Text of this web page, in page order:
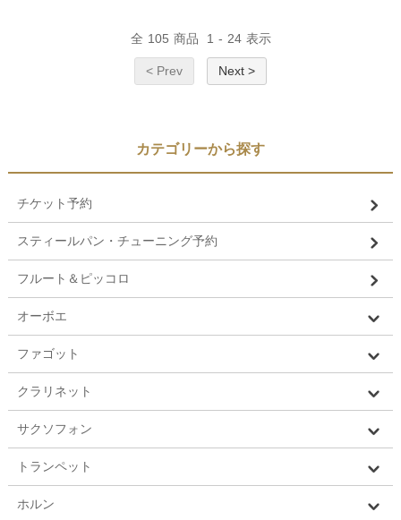
全 105 商品 1 - 24 表示
< Prev Next >
カテゴリーから探す
チケット予約
スティールパン・チューニング予約
フルート＆ピッコロ
オーボエ
ファゴット
クラリネット
サクソフォン
トランペット
ホルン